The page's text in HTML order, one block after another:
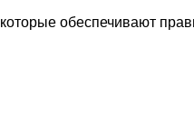
которые обеспечивают